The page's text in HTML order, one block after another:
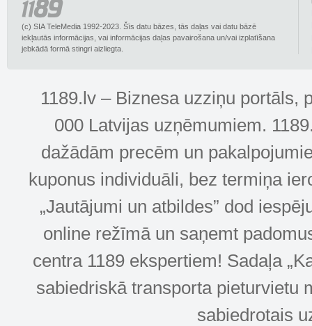
(c) SIA TeleMedia 1992-2023. Šīs datu bāzes, tās daļas vai datu bāzē
iekļautās informācijas, vai informācijas daļas pavairošana un/vai izplatīšana
jebkādā formā stingri aizliegta.
1189.lv – Biznesa uzziņu portāls,
000 Latvijas uzņēmumiem.
dažādām precēm un
kuponus individuāli, bez termiņa
„Jautājumi un atbildes” dod
online režīmā un saņemt
centra 1189 ekspertiem! Sadaļa
sabiedriskā transporta pieturvietu
sabiedrotais